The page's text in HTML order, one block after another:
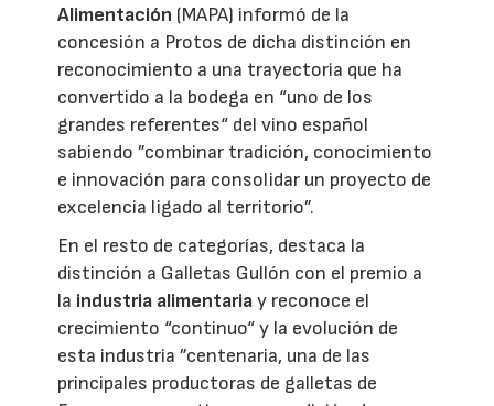
Alimentación (MAPA) informó de la
concesión a Protos de dicha distinción en
reconocimiento a una trayectoria que ha
convertido a la bodega en “uno de los
grandes referentes“ del vino español
sabiendo ”combinar tradición, conocimiento
e innovación para consolidar un proyecto de
excelencia ligado al territorio”.
En el resto de categorías, destaca la
distinción a Galletas Gullón con el premio a
la industria alimentariay reconoce el
crecimiento “continuo“ y la evolución de
esta industria ”centenaria, una de las
principales productoras de galletas de